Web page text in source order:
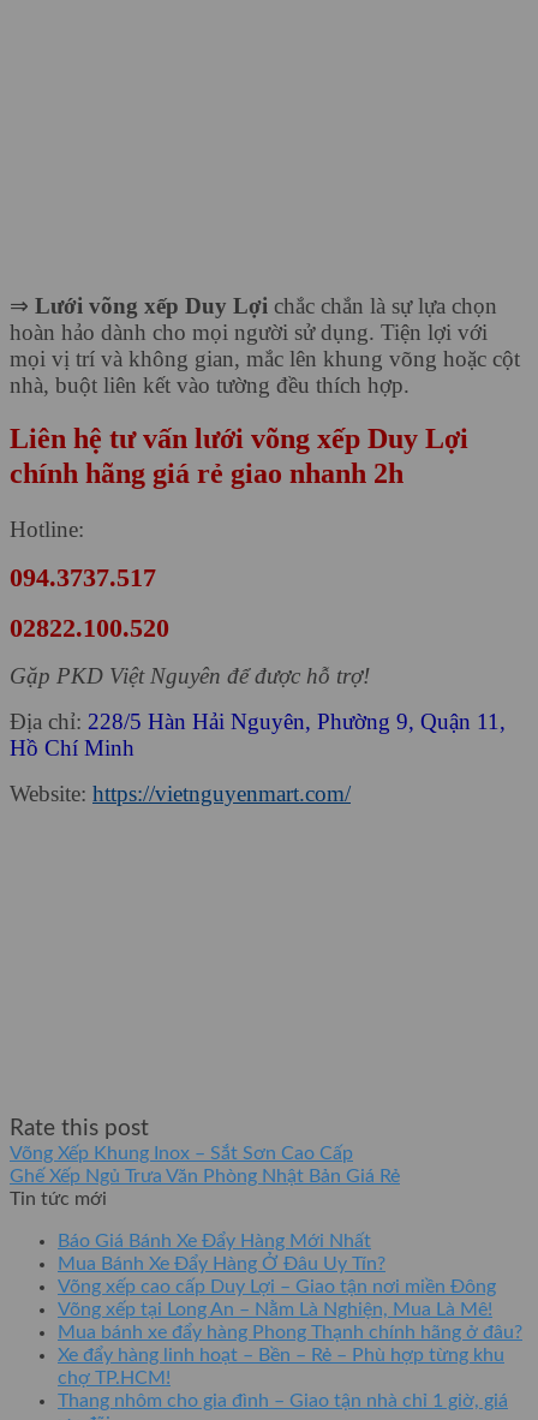
⇒ Lưới võng xếp Duy Lợi chắc chắn là sự lựa chọn
hoàn hảo dành cho mọi người sử dụng. Tiện lợi với
mọi vị trí và không gian, mắc lên khung võng hoặc cột
nhà, buột liên kết vào tường đều thích hợp.
Liên hệ tư vấn lưới võng xếp Duy Lợi
chính hãng giá rẻ giao nhanh 2h
Hotline:
094.3737.517
02822.100.520
Gặp PKD Việt Nguyên để được hỗ trợ!
Địa chỉ: 228/5 Hàn Hải Nguyên, Phường 9, Quận 11,
Hồ Chí Minh
Website: https://vietnguyenmart.com/
Rate this post
Võng Xếp Khung Inox – Sắt Sơn Cao Cấp
Ghế Xếp Ngủ Trưa Văn Phòng Nhật Bản Giá Rẻ
Tin tức mới
Báo Giá Bánh Xe Đẩy Hàng Mới Nhất
Mua Bánh Xe Đẩy Hàng Ở Đâu Uy Tín?
Võng xếp cao cấp Duy Lợi – Giao tận nơi miền Đông
Võng xếp tại Long An – Nằm Là Nghiện, Mua Là Mê!
Mua bánh xe đẩy hàng Phong Thạnh chính hãng ở đâu?
Xe đẩy hàng linh hoạt – Bền – Rẻ – Phù hợp từng khu
chợ TP.HCM!
Thang nhôm cho gia đình – Giao tận nhà chỉ 1 giờ, giá